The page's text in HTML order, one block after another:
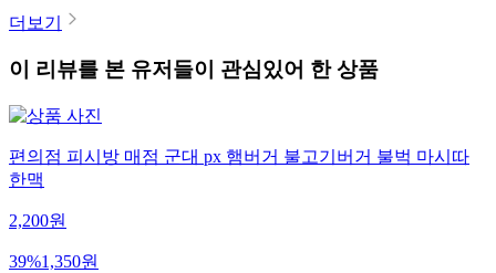
더보기
이 리뷰를 본 유저들이 관심있어 한 상품
편의점 피시방 매점 군대 px 햄버거 불고기버거 불벅 마시따
한맥
2,200원
39%1,350원